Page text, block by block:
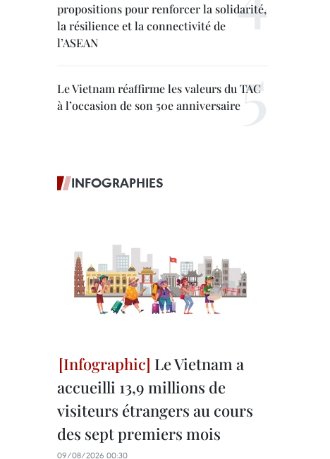
propositions pour renforcer la solidarité,
la résilience et la connectivité de
l’ASEAN
Le Vietnam réaffirme les valeurs du TAC
à l’occasion de son 50e anniversaire
INFOGRAPHIES
Le Vietnam a
accueilli 13,9 millions de
visiteurs étrangers au cours
des sept premiers mois
09/08/2026 00:30